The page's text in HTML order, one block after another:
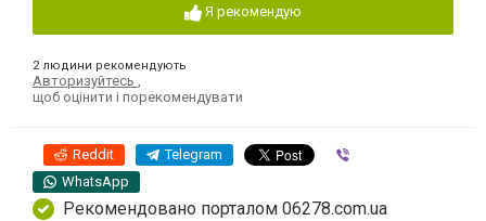
Я рекомендую
2 людини рекомендують
Авторизуйтесь
щоб оцінити і порекомендувати
Reddit Telegram
WhatsApp
Рекомендовано порталом 06278.com.ua